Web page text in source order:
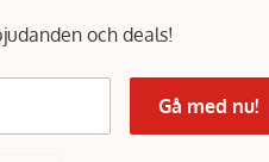
och deals!
Gå med nu!